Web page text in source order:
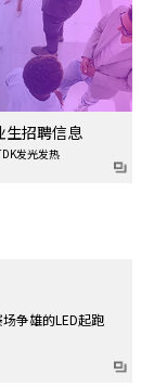
生招聘信息
发光发热
争雄的LED起跑